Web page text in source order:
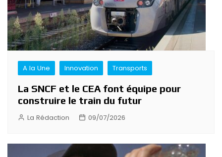
A la Une Innovation Transports
La SNCF et le CEA font équipe pour
construire le train du futur
La Rédaction 09/07/2026